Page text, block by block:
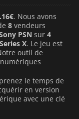
3.77€
. Nous avons
8 vendeurs
PSN sur 4
X. Le jeu est
outil de
le temps de
en version
avec une clé